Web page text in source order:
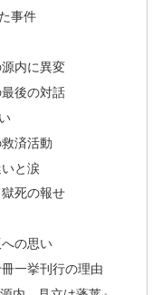
事件
内に異変
後の対話
済活動
と涙
死の報せ
の思い
一挙刊行の理由